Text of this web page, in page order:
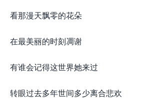
看那漫天飘零的花朵
在最美丽的时刻凋谢
有谁会记得这世界她来过
转眼过去多年世间多少离合悲欢